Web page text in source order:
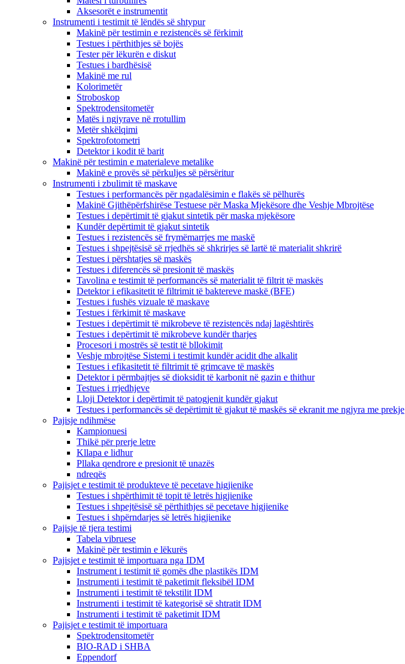
Aksesorët e instrumentit
Instrumenti i testimit të lëndës së shtypur
Makinë për testimin e rezistencës së fërkimit
Testues i përthithjes së bojës
Tester për lëkurën e diskut
Testues i bardhësisë
Makinë me rul
Kolorimetër
Stroboskop
Spektrodensitometër
Matës i ngjyrave në rrotullim
Metër shkëlqimi
Spektrofotometri
Detektor i kodit të barit
Makinë për testimin e materialeve metalike
Makinë e provës së përkuljes së përsëritur
Instrumenti i zbulimit të maskave
Testues i performancës për ngadalësimin e flakës së pëlhurës
Makinë Gjithëpërfshirëse Testuese për Maska Mjekësore dhe Veshje Mbrojtëse
Testues i depërtimit të gjakut sintetik për maska ​​mjekësore
Kundër depërtimit të gjakut sintetik
Testues i rezistencës së frymëmarrjes me maskë
Testues i shpejtësisë së rrjedhës së shkrirjes së lartë të materialit shkrirë
Testues i përshtatjes së maskës
Testues i diferencës së presionit të maskës
Tavolina e testimit të performancës së materialit të filtrit të maskës
Detektor i efikasitetit të filtrimit të baktereve maskë (BFE)
Testues i fushës vizuale të maskave
Testues i fërkimit të maskave
Testues i depërtimit të mikrobeve të rezistencës ndaj lagështirës
Testues i depërtimit të mikrobeve kundër tharjes
Procesori i mostrës së testit të bllokimit
Veshje mbrojtëse Sistemi i testimit kundër acidit dhe alkalit
Testues i efikasitetit të filtrimit të grimcave të maskës
Detektor i përmbajtjes së dioksidit të karbonit në gazin e thithur
Testues i rrjedhjeve
Lloji Detektor i depërtimit të patogjenit kundër gjakut
Testues i performancës së depërtimit të gjakut të maskës së ekranit me ngjyra me prekje
Pajisje ndihmëse
Kampionuesi
Thikë për prerje letre
Kllapa e lidhur
Pllaka qendrore e presionit të unazës
ndreqës
Pajisjet e testimit të produkteve të pecetave higjienike
Testues i shpërthimit të topit të letrës higjienike
Testues i shpejtësisë së përthithjes së pecetave higjienike
Testues i shpërndarjes së letrës higjienike
Pajisje të tjera testimi
Tabela vibruese
Makinë për testimin e lëkurës
Pajisjet e testimit të importuara nga IDM
Instrument i testimit të gomës dhe plastikës IDM
Instrumenti i testimit të paketimit fleksibël IDM
Instrumenti i testimit të tekstilit IDM
Instrumenti i testimit të kategorisë së shtratit IDM
Instrumenti i testimit të paketimit IDM
Pajisjet e testimit të importuara
Spektrodensitometër
BIO-RAD i SHBA
Eppendorf